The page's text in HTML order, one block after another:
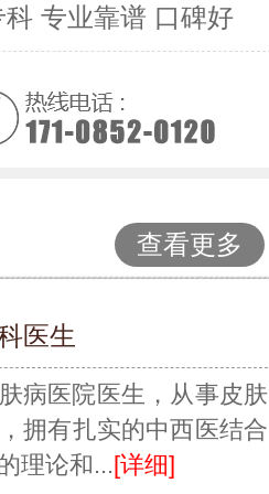
专业靠谱 口碑好
查看更多
医生
病医院医生，从事皮肤
拥有扎实的中西医结合
理论和...[详细]